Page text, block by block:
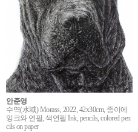
안준영
수역(水域) Morass, 2022, 42x30cm, 종이에
잉크와 연필, 색연필 Ink, pencils, colored pen
cils on paper